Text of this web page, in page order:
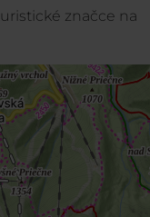
značce na